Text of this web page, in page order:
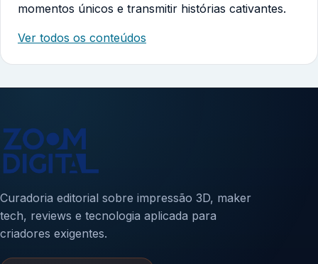
momentos únicos e transmitir histórias cativantes.
Ver todos os conteúdos
Curadoria editorial sobre impressão 3D, maker
tech, reviews e tecnologia aplicada para
criadores exigentes.